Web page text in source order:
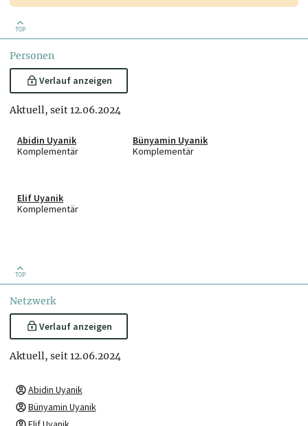
TOP
Personen
Verlauf anzeigen
Aktuell, seit 12.06.2024
Abidin Uyanik
Komplementär
Bünyamin Uyanik
Komplementär
Elif Uyanik
Komplementär
TOP
Netzwerk
Verlauf anzeigen
Aktuell, seit 12.06.2024
Abidin Uyanik
Bünyamin Uyanik